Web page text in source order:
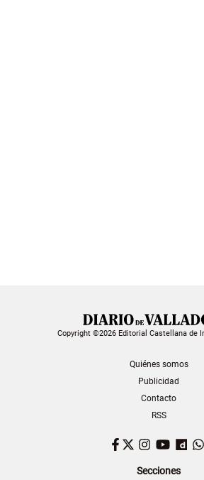
Copyright ©2026 Editorial Castellana de
Quiénes somos
Publicidad
Contacto
RSS
Facebook
TwitterInstagram
Secciones